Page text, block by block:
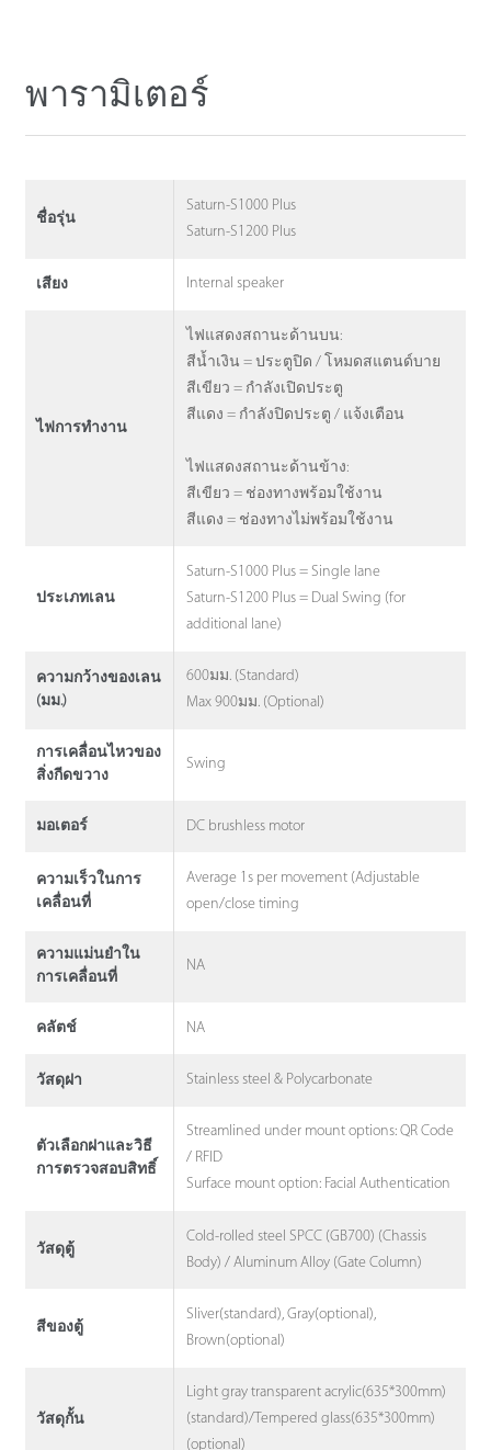
พารามิเตอร์
ชื่อรุ่น
Saturn-S1000 Plus
Saturn-S1200 Plus
เสียง Internal speaker
ไฟการทำงาน
ไฟแสดงสถานะด้านบน:
สีน้ำเงิน = ประตูปิด / โหมดสแตนด์บาย
สีเขียว = กำลังเปิดประตู
สีแดง = กำลังปิดประตู / แจ้งเตือน
ไฟแสดงสถานะด้านข้าง:
สีเขียว = ช่องทางพร้อมใช้งาน
สีแดง = ช่องทางไม่พร้อมใช้งาน
ประเภทเลน
Saturn-S1000 Plus = Single lane
Saturn-S1200 Plus = Dual Swing (for
additional lane)
ความกว้างของเลน
(มม.)
600มม. (Standard)
Max 900มม. (Optional)
การเคลื่อนไหวของ
สิ่งกีดขวาง
Swing
มอเตอร์ DC brushless motor
ความเร็วในการ
เคลื่อนที่
Average 1s per movement (Adjustable
open/close timing
ความแม่นยำใน
การเคลื่อนที่
NA
คลัตช์ NA
วัสดุฝา Stainless steel & Polycarbonate
ตัวเลือกฝาและวิธี
การตรวจสอบสิทธิ์
Streamlined under mount options: QR Code
/ RFID
Surface mount option: Facial Authentication
วัสดุตู้
Cold-rolled steel SPCC (GB700) (Chassis
Body) / Aluminum Alloy (Gate Column)
สีของตู้
Sliver(standard), Gray(optional),
Brown(optional)
วัสดุกั้น
Light gray transparent acrylic(635*300mm)
(standard)/Tempered glass(635*300mm)
(optional)